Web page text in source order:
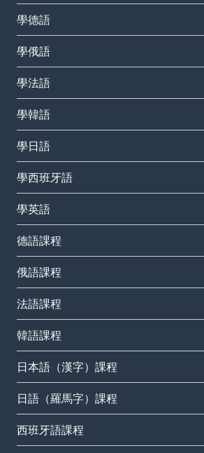
學德語
學俄語
學法語
學韓語
學日語
學西班牙語
學英語
德語課程
俄語課程
法語課程
韓語課程
日本語（漢字）課程
日語（羅馬字）課程
西班牙語課程